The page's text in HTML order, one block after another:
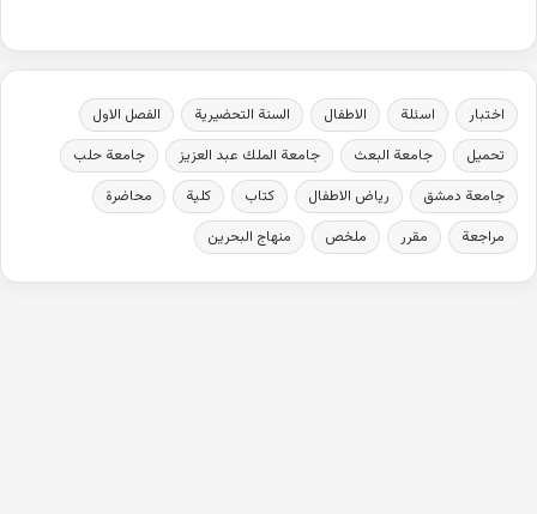
اختبار اسئلة الاطفال السنة التحضيرية
الفصل الاول
تحميل
جامعة البعث جامعة الملك عبد العزيز
جامعة حلب
جامعة دمشق
رياض الاطفال كتاب كلية
محاضرة
مراجعة
مقرر ملخص منهاج البحرين